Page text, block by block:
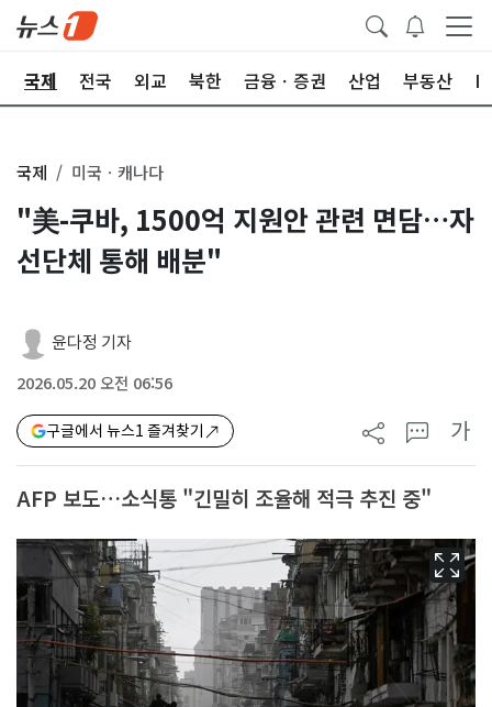
국제 전국 외교 북한 금융ㆍ증권 산업 부동산
국제 미국ㆍ캐나다
"美-쿠바, 1500억 지원안 관련 면담…자
선단체 통해 배분"
윤다정 기자
2026.05.20 오전 06:56
구글에서 뉴스1 즐겨찾기 가
AFP 보도…소식통 "긴밀히 조율해 적극 추진 중"